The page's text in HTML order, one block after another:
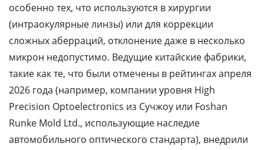
особенно тех, что используются в хирургии
(интраокулярные линзы) или для коррекции
сложных аберраций, отклонение даже в несколько
микрон недопустимо. Ведущие китайские фабрики,
такие как те, что были отмечены в рейтингах апреля
2026 года (например, компании уровня High
Precision Optoelectronics из Сучжоу или Foshan
Runke Mold Ltd., использующие наследие
автомобильного оптического стандарта), внедрили